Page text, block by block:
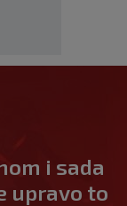
i sada
upravo to